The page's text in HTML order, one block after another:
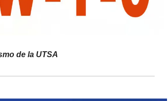
de la UTSA